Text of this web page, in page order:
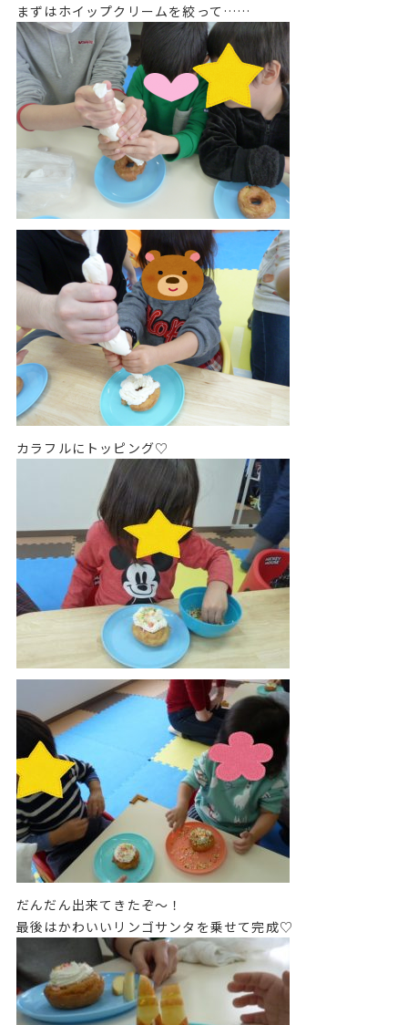
まずはホイップクリームを絞って……
カラフルにトッピング♡
だんだん出来てきたぞ～！
最後はかわいいリンゴサンタを乗せて完成♡